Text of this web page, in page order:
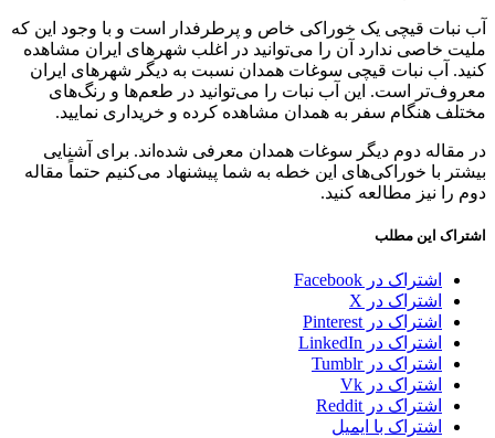
آب ‌نبات‌ قیچی یک خوراکی خاص و پرطرفدار است و با وجود این که
ملیت خاصی ندارد آن را می‌توانید در اغلب شهرهای ایران مشاهده
کنید. آب ‌نبات‌ قیچی سوغات همدان نسبت به دیگر شهرهای ایران
معروف‌تر است. این آب ‌نبات‌ را می‌توانید در طعم‌ها و رنگ‌های
مختلف هنگام سفر به همدان مشاهده کرده و خریداری نمایید.
در مقاله دوم دیگر سوغات همدان معرفی شده‌اند. برای آشنایی
بیشتر با خوراکی‌های این خطه به شما پیشنهاد می‌کنیم حتماً مقاله
دوم را نیز مطالعه کنید.
اشتراک این مطلب
اشتراک در Facebook
اشتراک در X
اشتراک در Pinterest
اشتراک در LinkedIn
اشتراک در Tumblr
اشتراک در Vk
اشتراک در Reddit
اشتراک با ایمیل